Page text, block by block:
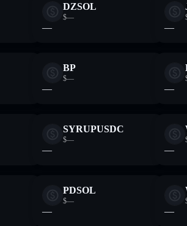
DZSOL
$—
— —
BP
$—
— —
SYRUPUSDC
$—
— —
PDSOL
$—
— —